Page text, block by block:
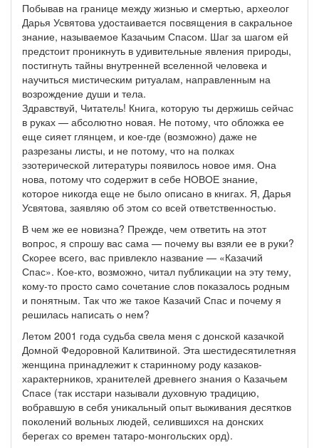
Побывав на границе между жизнью и смертью, археолог
Дарья Усвятова удостаивается посвящения в сакральное
знание, называемое Казачьим Спасом. Шаг за шагом ей
предстоит проникнуть в удивительные явления природы,
постигнуть тайны внутренней вселенной человека и
научиться мистическим ритуалам, направленным на
возрождение души и тела.
Здравствуй, Читатель! Книга, которую ты держишь сейчас
в руках — абсолютно новая. Не потому, что обложка ее
еще сияет глянцем, и кое-где (возможно) даже не
разрезаны листы, и не потому, что на полках
эзотерической литературы появилось новое имя. Она
нова, потому что содержит в себе НОВОЕ знание,
которое никогда еще не было описано в книгах. Я, Дарья
Усвятова, заявляю об этом со всей ответственностью.
В чем же ее новизна? Прежде, чем ответить на этот
вопрос, я спрошу вас сама — почему вы взяли ее в руки?
Скорее всего, вас привлекло название — «Казачий
Спас». Кое-кто, возможно, читал публикации на эту тему,
кому-то просто само сочетание слов показалось родным
и понятным. Так что же такое Казачий Спас и почему я
решилась написать о нем?
Летом 2001 года судьба свела меня с донской казачкой
Домной Федоровной Калитвиной. Эта шестидесятилетняя
женщина принадлежит к старинному роду казаков-
характерников, хранителей древнего знания о Казачьем
Спасе (так исстари называли духовную традицию,
вобравшую в себя уникальный опыт выживания десятков
поколений вольных людей, селившихся на донских
берегах со времен татаро-монгольских орд).